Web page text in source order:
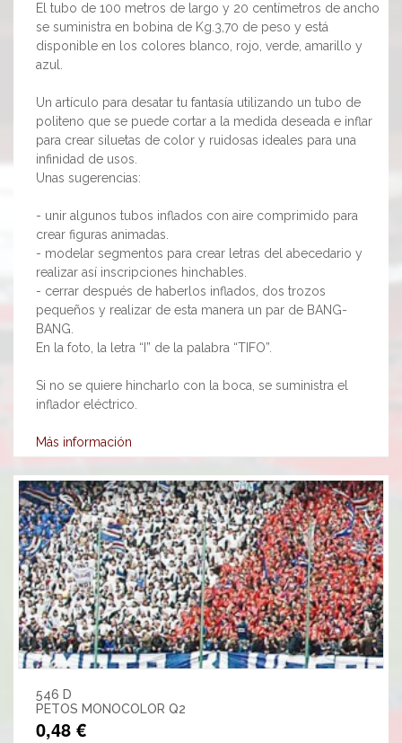
El tubo de 100 metros de largo y 20 centímetros de ancho
se suministra en bobina de Kg.3,70 de peso y está
disponible en los colores blanco, rojo, verde, amarillo y
azul.
Un artículo para desatar tu fantasía utilizando un tubo de
politeno que se puede cortar a la medida deseada e inflar
para crear siluetas de color y ruidosas ideales para una
infinidad de usos.
Unas sugerencias:
- unir algunos tubos inflados con aire comprimido para
crear figuras animadas.
- modelar segmentos para crear letras del abecedario y
realizar así inscripciones hinchables.
- cerrar después de haberlos inflados, dos trozos
pequeños y realizar de esta manera un par de BANG-
BANG.
En la foto, la letra “I” de la palabra “TIFO”.
Si no se quiere hincharlo con la boca, se suministra el
inflador eléctrico.
Más información
546 D
PETOS MONOCOLOR Q2
0,48 €